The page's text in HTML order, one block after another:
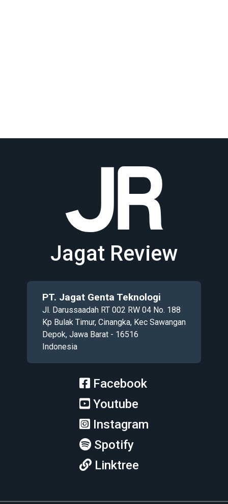
Jagat Review
PT. Jagat Genta Teknologi
Jl. Darussaadah RT 002 RW 04 No. 188
Kp Bulak Timur, Cinangka, Kec Sawangan
Depok, Jawa Barat - 16516
Indonesia
Facebook
Youtube
Instagram
Spotify
Linktree